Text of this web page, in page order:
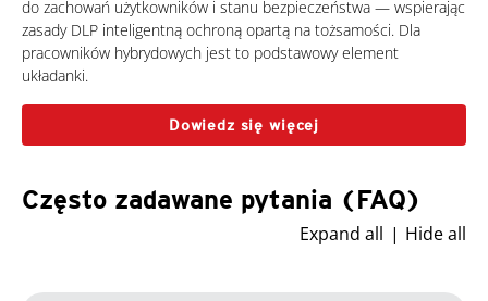
do zachowań użytkowników i stanu bezpieczeństwa — wspierając
zasady DLP inteligentną ochroną opartą na tożsamości. Dla
pracowników hybrydowych jest to podstawowy element
układanki.
Dowiedz się więcej
Często zadawane pytania (FAQ)
Expand all Hide all